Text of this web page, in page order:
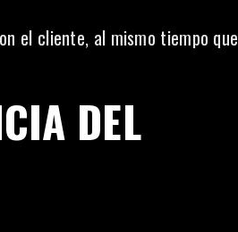
el cliente, al mismo tiempo que
DEL